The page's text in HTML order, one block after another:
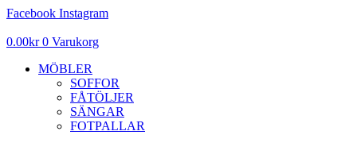
Hoppa
innehåll
Facebook Instagram
0.00kr 0 Varukorg
MÖBLER
SOFFOR
FÅTÖLJER
SÄNGAR
FOTPALLAR